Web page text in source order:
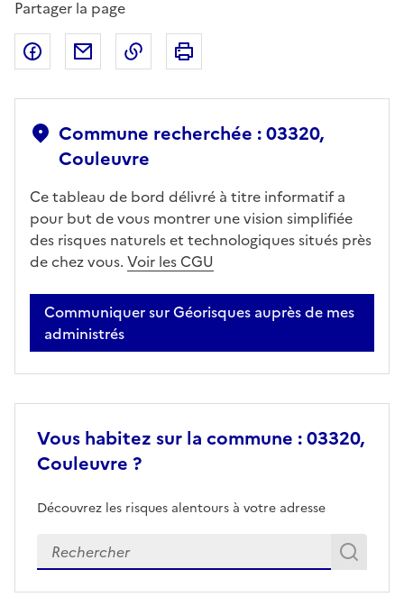
Partager la page
Partager sur Facebook
Partager par emailCopier dans le presse-papier
Commune recherchée : 03320,
Couleuvre
Ce tableau de bord délivré à titre informatif a
pour but de vous montrer une vision simplifiée
des risques naturels et technologiques situés près
de chez vous. Voir les CGU
Communiquer sur Géorisques auprès de mes
administrés
Vous habitez sur la commune : 03320,
Couleuvre ?
Découvrez les risques alentours à votre adresse
Veuillez renseigner votre adresse exacte